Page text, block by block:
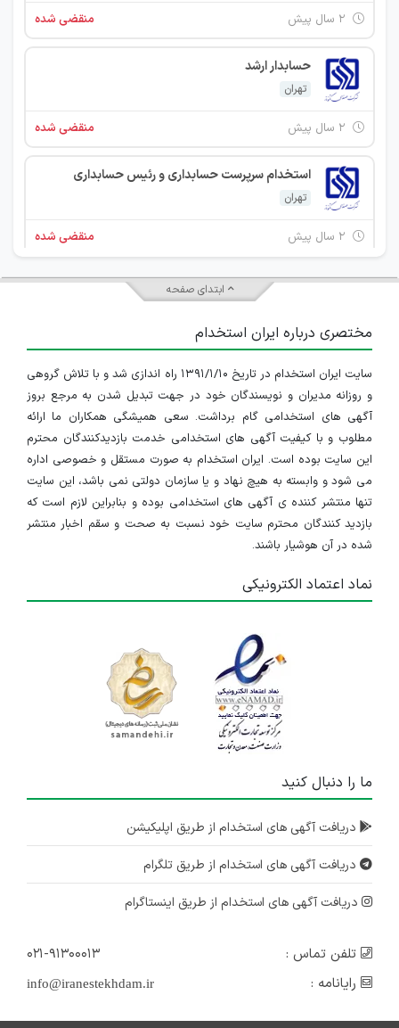
منقضی شده
حسابدار ارشد
تهران
منقضی شده
استخدام سرپرست حسابداری و رئیس حسابداری
تهران
منقضی شده
ابتدای صفحه
مختصری درباره ایران استخدام
سایت ایران استخدام در تاریخ ۱۳۹۱/۱/۱۰ راه اندازی شد و با تلاش گروهی
و روزانه مدیران و نویسندگان خود در جهت تبدیل شدن به مرجع بروز
آگهی های استخدامی گام برداشت. سعی همیشگی همکاران ما ارائه
مطلوب و با کیفیت آگهی های استخدامی خدمت بازدیدکنندگان محترم
این سایت بوده است. ایران استخدام به صورت مستقل و خصوصی اداره
می شود و وابسته به هیچ نهاد و یا سازمان دولتی نمی باشد، این سایت
تنها منتشر کننده ی آگهی های استخدامی بوده و بنابراین لازم است که
بازدید کنندگان محترم سایت خود نسبت به صحت و سقم اخبار منتشر
شده در آن هوشیار باشند.
نماد اعتماد الکترونیکی
ما را دنبال کنید
دریافت آگهی های استخدام از طریق اپلیکیشن
دریافت آگهی های استخدام از طریق تلگرام
دریافت آگهی های استخدام از طریق اینستاگرام
تلفن تماس :
۰۲۱-۹۱۳۰۰۰۱۳
رایانامه :
info@iranestekhdam.ir